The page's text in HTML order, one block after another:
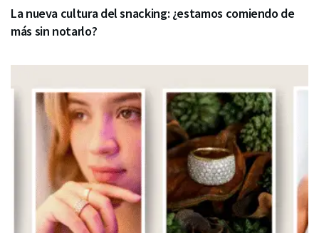
La nueva cultura del snacking: ¿estamos comiendo de
más sin notarlo?